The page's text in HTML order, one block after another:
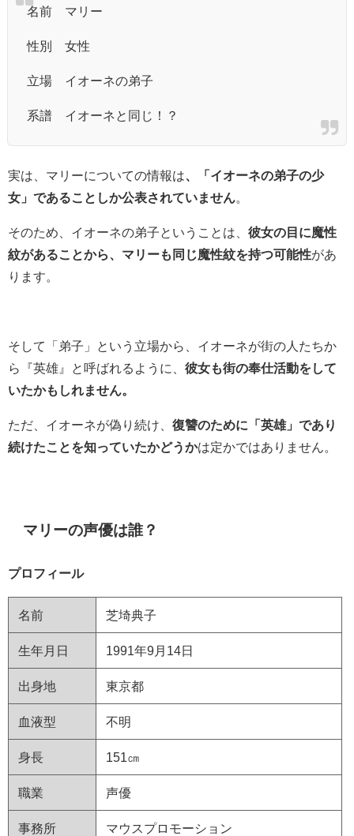
名前 マリー
性別 女性
立場 イオーネの弟子
系譜 イオーネと同じ！？
実は、マリーについての情報は、「イオーネの弟子の少
女」であることしか公表されていません。
そのため、イオーネの弟子ということは、 彼女の目に魔性
紋があることから、マリーも同じ魔性紋を持つ可能性があ
ります。
そして「弟子」という立場から、イオーネが街の人たちか
ら『英雄』と呼ばれるように、 彼女も街の奉仕活動をして
いたかもしれません。
ただ、イオーネが偽り続け、 復讐のために「英雄」であり
続けたことを知っていたかどうかは定かではありません。
マリーの声優は誰？
プロフィール
名前 芝埼典子
生年月日 1991年9月14日
出身地 東京都
血液型 不明
身長 151㎝
職業 声優
事務所 マウスプロモーション